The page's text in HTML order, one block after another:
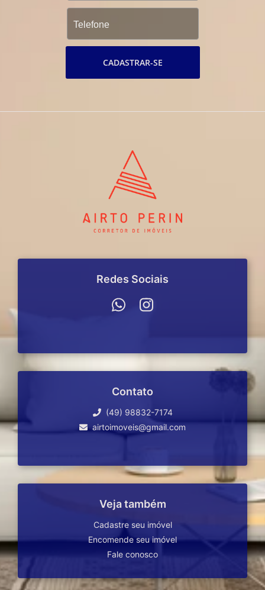
CADASTRAR-SE
Redes Sociais
Contato
(49) 98832-7174
airtoimoveis@gmail.com
Veja também
Cadastre seu imóvel
Encomende seu imóvel
Fale conosco